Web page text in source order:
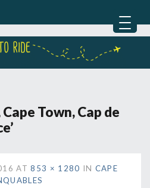
Town, Cap de
AT853 × 1280 IN CAPE